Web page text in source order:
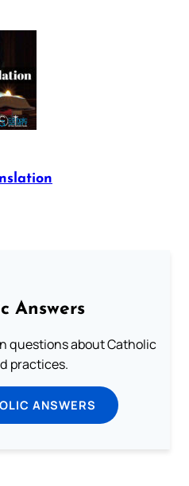
Answers
questions about Catholic
practices.
ANSWERS